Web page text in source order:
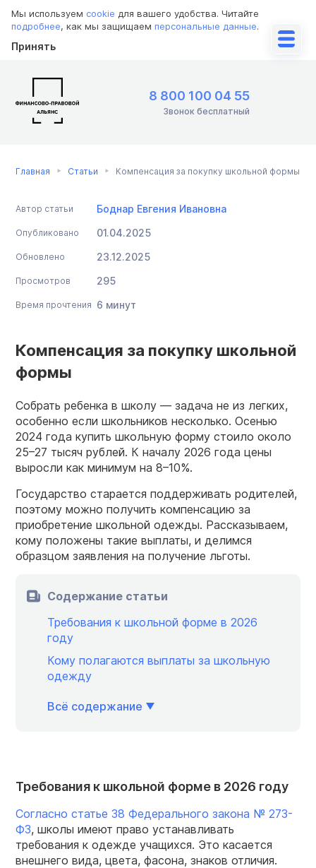
Мы используем cookie для вашего удобства. Читайте
подробнее, как мы защищаем персональные данные.
Принять
8 800 100 04 55
Звонок бесплатный
Главная Статьи Компенсация за покупку школьной формы
Автор статьи Боднар Евгения Ивановна
Опубликовано 01.04.2025
Обновлено 23.12.2025
Просмотров 295
Время прочтения 6 минут
Компенсация за покупку школьной
формы
Собрать ребенка в школу — задача не из легких,
особенно если школьников несколько. Осенью
2024 года купить школьную форму стоило около
25–27 тысяч рублей. К началу 2026 года цены
выросли как минимум на 8–10%.
Государство старается поддерживать родителей,
поэтому можно получить компенсацию за
приобретение школьной одежды. Рассказываем,
кому положены такие выплаты, и делимся
образцом заявления на получение льготы.
Содержание статьи
Требования к школьной форме в 2026
году
Кому полагаются выплаты за школьную
одежду
Всё содержание
Требования к школьной форме в 2026 году
Согласно статье 38 Федерального закона № 273-
ФЗ, школы имеют право устанавливать
требования к одежде учащихся. Это касается
внешнего вида, цвета, фасона, знаков отличия.